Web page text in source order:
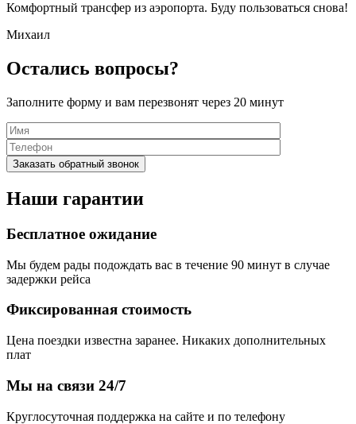
Комфортный трансфер из аэропорта. Буду пользоваться снова!
Михаил
Остались вопросы?
Заполните форму и вам перезвонят через 20 минут
Наши гарантии
Бесплатное ожидание
Мы будем рады подождать вас в течение 90 минут в случае
задержки рейса
Фиксированная стоимость
Цена поездки известна заранее. Никаких дополнительных
плат
Мы на связи 24/7
Круглосуточная поддержка на сайте и по телефону